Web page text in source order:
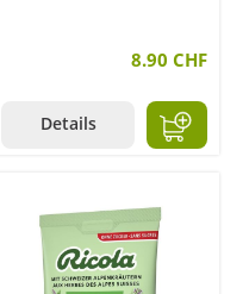
8.90 CHF
Details